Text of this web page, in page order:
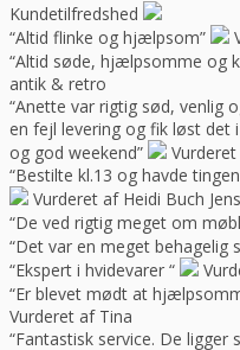
Kundetilfredshed
“Altid flinke og hjælpsom”
“Altid søde, hjælpsomme og
antik & retro
“Anette var rigtig sød, venlig
en fejl levering og fik løst det
og god weekend”
“Bestilte kl.13 og havde
Vurderet af Heidi Buch
“De ved rigtig meget om
“Det var en meget behagelig
“Ekspert i hvidevarer “
“Er blevet mødt at
Vurderet af Tina
“Fantastisk service. De